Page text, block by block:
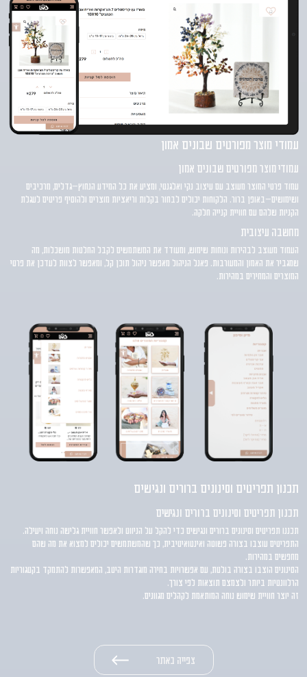
עמודי מוצר מפורטים שבונים אמון
עמודי מוצר מפורטים שבונים אמון
עמוד פרטי המוצר מעוצב עם עיצוב נקי ואלגנטי, ומציע את כל המידע הנחוץ—גדלים, מרכיבים
ושימושים—באופן ברור. הלקוחות יכולים לבחור בקלות וריאציות מוצרים ולהוסיף פריטים לעגלת
הקניות שלהם עם חוויית קנייה חלקה.
מחשבה עיצובית
העמוד מעוצב לבהירות ונוחות שימוש, ומעודד את המשתמשים לקבל החלטות מושכלות, מה
שמגביר את האמון והמעורבות. פאנל הניהול מאפשר ניהול תוכן קל, ומאפשר לצוות לעדכן את פרטי
המוצרים והמחירים במהירות.
תכנון תפריטים וסינונים ברורים ונגישים
תכנון תפריטים וסינונים ברורים ונגישים
תכננו תפריטים וסינונים ברורים ונגישים כדי להקל על הניווט ולאפשר חוויית גלישה נוחה ויעילה.
התפריטים עוצבו בצורה פשוטה ואינטואיטיבית, כך שהמשתמשים יכולים למצוא את מה שהם
מחפשים במהירות.
הסינונים הוצבו בצורה בולטת, עם אפשרויות בחירה מוגדרות היטב, המאפשרות להתמקד בקטגוריות
הרלוונטיות ביותר ולצמצם תוצאות לפי צורך.
זה יוצר חוויית שימוש נוחה המותאמת לקהלים מגוונים.
צפייה באתר